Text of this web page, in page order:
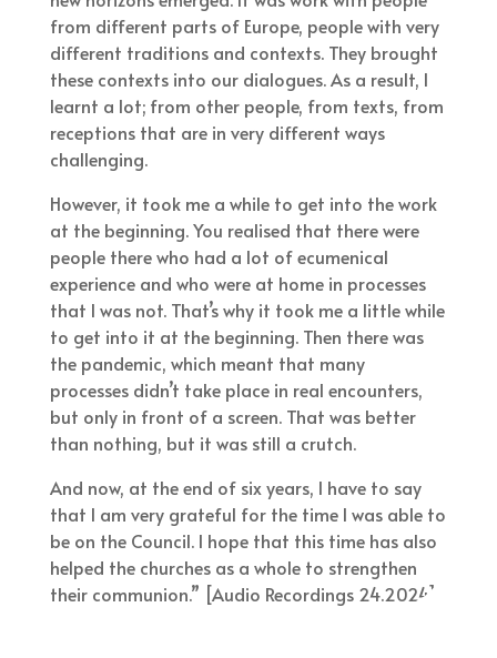
from different parts of Europe, people with very
different traditions and contexts. They brought
these contexts into our dialogues. As a result, I
learnt a lot; from other people, from texts, from
receptions that are in very different ways
challenging.
However, it took me a while to get into the work
at the beginning. You realised that there were
people there who had a lot of ecumenical
experience and who were at home in processes
that I was not. That’s why it took me a little while
to get into it at the beginning. Then there was
the pandemic, which meant that many
processes didn’t take place in real encounters,
but only in front of a screen. That was better
than nothing, but it was still a crutch.
And now, at the end of six years, I have to say
that I am very grateful for the time I was able to
be on the Council. I hope that this time has also
helped the churches as a whole to strengthen
their communion.” [Audio Recordings 24.2024]